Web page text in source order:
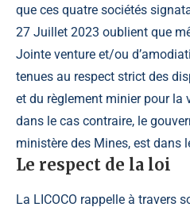
que ces quatre sociétés
27 Juillet 2023 oublient que
Jointe venture et/ou
tenues au respect strict des
et du règlement minier pour la
dans le cas contraire, le
ministère des Mines, est dans
Le respect de la loi
La LICOCO rappelle à travers